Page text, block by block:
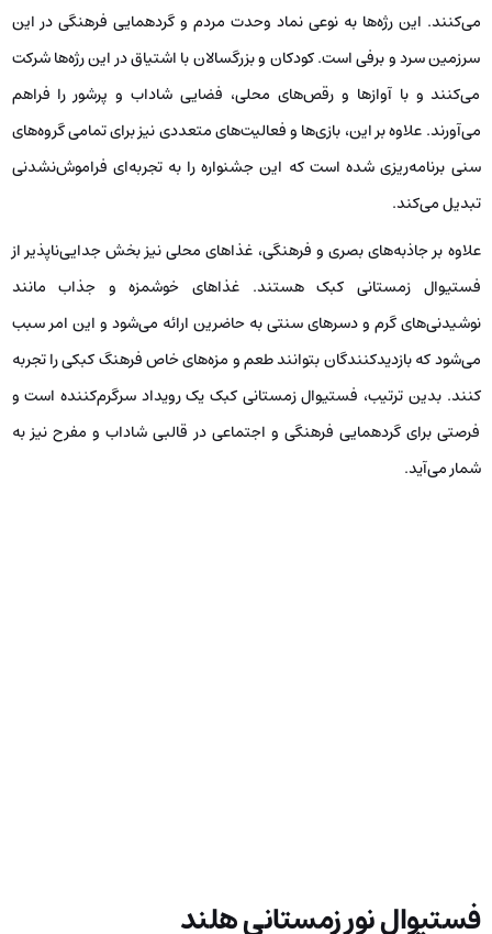
می‌کنند. این رژه‌ها به نوعی نماد وحدت مردم و گردهمایی فرهنگی در این
سرزمین سرد و برفی است. کودکان و بزرگسالان با اشتیاق در این رژه‌ها شرکت
می‌کنند و با آوازها و رقص‌های محلی، فضایی شاداب و پرشور را فراهم
می‌آورند. علاوه بر این، بازی‌ها و فعالیت‌های متعددی نیز برای تمامی گروه‌های
سنی برنامه‌ریزی شده است که این جشنواره را به تجربه‌ای فراموش‌نشدنی
تبدیل می‌کند.
علاوه بر جاذبه‌های بصری و فرهنگی، غذاهای محلی نیز بخش جدایی‌ناپذیر از
فستیوال زمستانی کبک هستند. غذاهای خوشمزه و جذاب مانند
نوشیدنی‌های گرم و دسرهای سنتی به حاضرین ارائه می‌شود و این امر سبب
می‌شود که بازدیدکنندگان بتوانند طعم و مزه‌های خاص فرهنگ کبکی را تجربه
کنند. بدین ترتیب، فستیوال زمستانی کبک یک رویداد سرگرم‌کننده است و
فرصتی برای گردهمایی فرهنگی و اجتماعی در قالبی شاداب و مفرح نیز به
شمار می‌آید.
فستیوال نور زمستانی هلند